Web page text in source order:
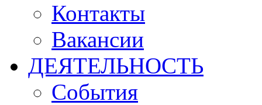
Контакты
Вакансии
ДЕЯТЕЛЬНОСТЬ
События